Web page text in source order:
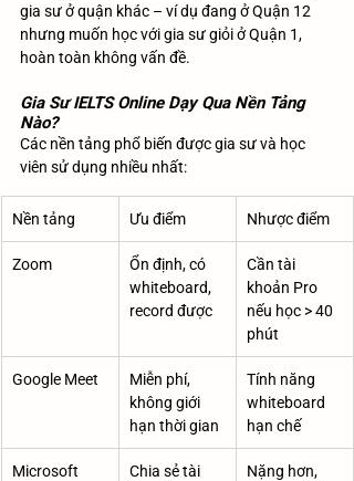
gia sư ở quận khác – ví dụ đang ở Quận 12
nhưng muốn học với gia sư giỏi ở Quận 1,
hoàn toàn không vấn đề.
Gia Sư IELTS Online Dạy Qua Nền Tảng
Nào?
Các nền tảng phổ biến được gia sư và học
viên sử dụng nhiều nhất:
Nền tảng Ưu điểm Nhược điểm
Zoom
Ổn định, có
whiteboard,
record được
Cần tài
khoản Pro
nếu học > 40
phút
Google Meet
Miễn phí,
không giới
hạn thời gian
Tính năng
whiteboard
hạn chế
Microsoft
Chia sẻ tài
Nặng hơn,